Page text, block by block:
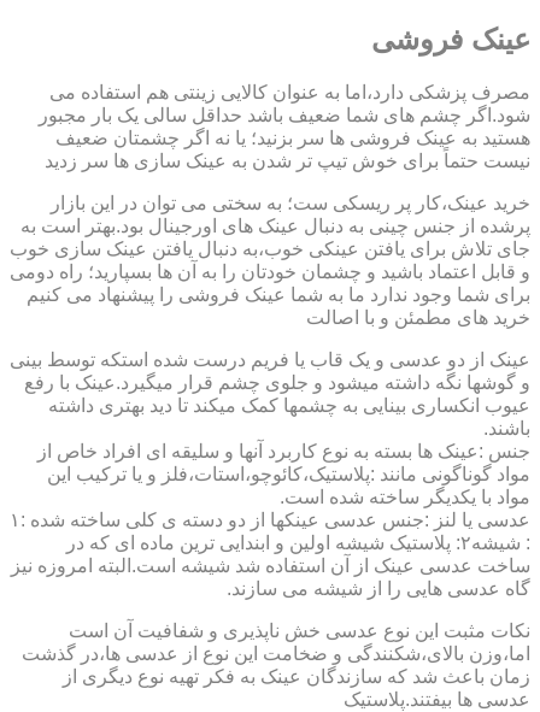
عینک فروشی
مصرف پزشکی دارد،اما به عنوان کالایی زینتی هم استفاده می
شود.اگر چشم های شما ضعیف باشد حداقل سالی یک بار مجبور
هستید به عینک فروشی ها سر بزنید؛ یا نه اگر چشمتان ضعیف
نیست حتماً برای خوش تیپ تر شدن به عینک سازی ها سر زدید
خرید عینک،کار پر ریسکی ست؛ به سختی می توان در این بازار
پرشده از جنس چینی به دنبال عینک های اورجینال بود.بهتر است به
جای تلاش برای یافتن عینکی خوب،به دنبال یافتن عینک سازی خوب
و قابل اعتماد باشید و چشمان خودتان را به آن ها بسپارید؛ راه دومی
برای شما وجود ندارد ما به شما عینک فروشی را پیشنهاد می کنیم
خرید های مطمئن و با اصالت
عینک از دو عدسی و یک قاب یا فریم درست شده استکه توسط بینی
و گوشها نگه داشته میشود و جلوی چشم قرار میگیرد.عینک با رفع
عیوب انکساری بینایی به چشمها کمک میکند تا دید بهتری داشته
باشند.
جنس :عینک ها بسته به نوع کاربرد آنها و سلیقه ای افراد خاص از
مواد گوناگونی مانند :پلاستیک،کائوچو،استات،فلز و یا ترکیب این
مواد با یکدیگر ساخته شده است.
عدسی یا لنز :جنس عدسی عینکها از دو دسته ی کلی ساخته شده :۱
: شیشه۲: پلاستیک شیشه اولین و ابندایی ترین ماده ای که در
ساخت عدسی عینک از آن استفاده شد شیشه است.البته امروزه نیز
گاه عدسی هایی را از شیشه می سازند.
نکات مثبت این نوع عدسی خش ناپذیری و شفافیت آن است
اما،وزن بالای،شکنندگی و ضخامت این نوع از عدسی ها،در گذشت
زمان باعث شد که سازندگان عینک به فکر تهیه نوع دیگری از
عدسی ها بیفتند.پلاستیک